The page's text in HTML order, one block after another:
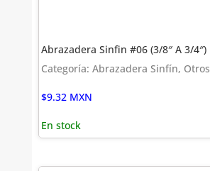
Abrazadera Sinfin #06 (3/8″ A 3/4″)
Categoría: Abrazadera Sinfín, Otros
$9.32 MXN
En stock